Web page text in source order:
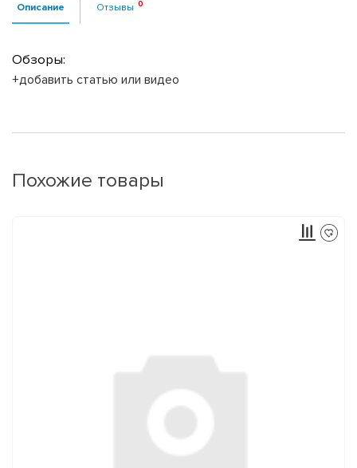
Описание Отзывы
Обзоры:
+добавить статью или видео
Похожие товары